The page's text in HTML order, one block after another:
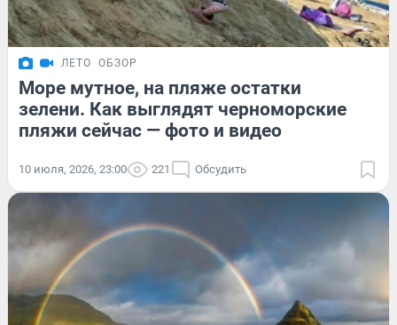
ЛЕТО ОБЗОР
Море мутное, на пляже остатки
зелени. Как выглядят черноморские
пляжи сейчас — фото и видео
10 июля, 2026, 23:00 221 Обсудить